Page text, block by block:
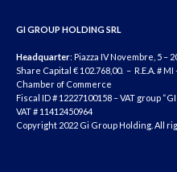
GI GROUP HOLDING SRL
Headquarter: Piazza IV Novembre, 5 –
Share Capital € 102.768,00. – R.E.A. #
Chamber of Commerce
Fiscal ID # 12227100158 – VAT group “GI
VAT # 11412450964
Copyright 2022 Gi Group Holding. All